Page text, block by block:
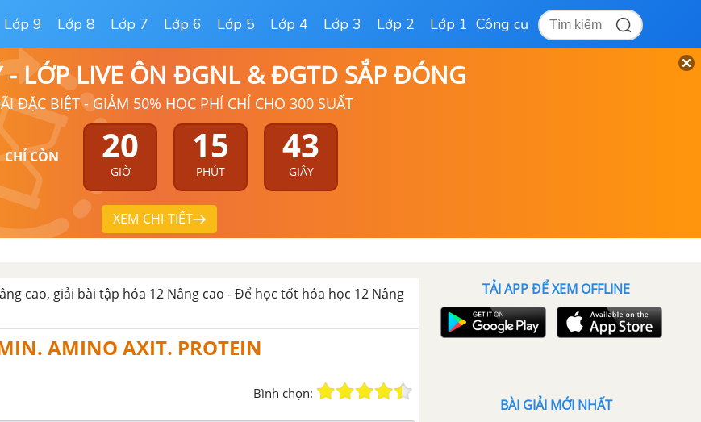
Lớp 9 Lớp 8 Lớp 7 Lớp 6 Lớp 5 Lớp 4 Lớp 3 Lớp 2 Lớp 1 Công cụ
- LỚP LIVE ÔN ĐGNL & ĐGTD SẮP ĐÓNG
ĐẶC BIỆT - GIẢM 50% HỌC PHÍ CHỈ CHO 300 SUẤT
CHỈ CÒN 20
GIỜ
15
PHÚT
42
GIÂY
XEM CHI TIẾT
cao, giải bài tập hóa 12 Nâng cao - Để học tốt hóa học 12 Nâng
AMINO AXIT. PROTEIN
Bình chọn:
TẢI APP ĐỂ XEM OFFLINE
BÀI GIẢI MỚI NHẤT